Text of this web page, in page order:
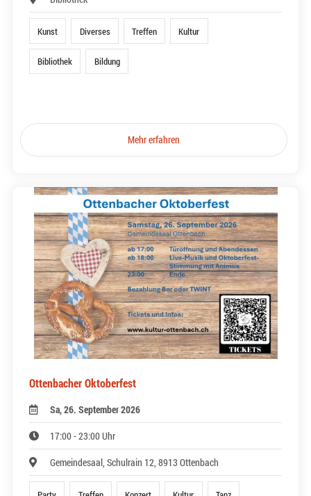
Kunst Diverses Treffen Kultur
Bibliothek Bildung
Mehr erfahren
Ottenbacher Oktoberfest
Sa, 26. September 2026
17:00 - 23:00 Uhr
Gemeindesaal, Schulrain 12, 8913 Ottenbach